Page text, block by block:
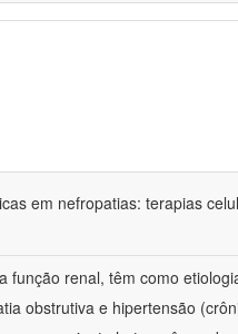
em nefropatias: terapias
função renal, têm como
obstrutiva e hipertensão